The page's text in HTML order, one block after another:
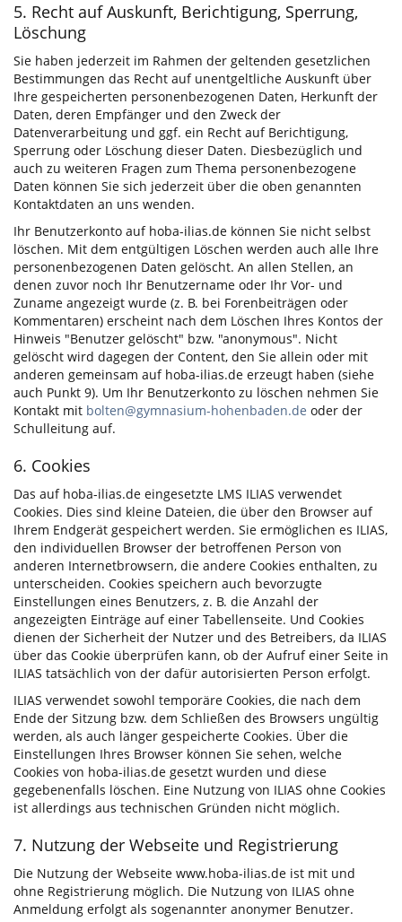
5. Recht auf Auskunft, Berichtigung, Sperrung,
Löschung
Sie haben jederzeit im Rahmen der geltenden gesetzlichen
Bestimmungen das Recht auf unentgeltliche Auskunft über
Ihre gespeicherten personenbezogenen Daten, Herkunft der
Daten, deren Empfänger und den Zweck der
Datenverarbeitung und ggf. ein Recht auf Berichtigung,
Sperrung oder Löschung dieser Daten. Diesbezüglich und
auch zu weiteren Fragen zum Thema personenbezogene
Daten können Sie sich jederzeit über die oben genannten
Kontaktdaten an uns wenden.
Ihr Benutzerkonto auf hoba-ilias.de können Sie nicht selbst
löschen. Mit dem entgültigen Löschen werden auch alle Ihre
personenbezogenen Daten gelöscht. An allen Stellen, an
denen zuvor noch Ihr Benutzername oder Ihr Vor- und
Zuname angezeigt wurde (z. B. bei Forenbeiträgen oder
Kommentaren) erscheint nach dem Löschen Ihres Kontos der
Hinweis "Benutzer gelöscht" bzw. "anonymous". Nicht
gelöscht wird dagegen der Content, den Sie allein oder mit
anderen gemeinsam auf hoba-ilias.de erzeugt haben (siehe
auch Punkt 9). Um Ihr Benutzerkonto zu löschen nehmen Sie
Kontakt mit bolten@gymnasium-hohenbaden.de oder der
Schulleitung auf.
6. Cookies
Das auf hoba-ilias.de eingesetzte LMS ILIAS verwendet
Cookies. Dies sind kleine Dateien, die über den Browser auf
Ihrem Endgerät gespeichert werden. Sie ermöglichen es ILIAS,
den individuellen Browser der betroffenen Person von
anderen Internetbrowsern, die andere Cookies enthalten, zu
unterscheiden. Cookies speichern auch bevorzugte
Einstellungen eines Benutzers, z. B. die Anzahl der
angezeigten Einträge auf einer Tabellenseite. Und Cookies
dienen der Sicherheit der Nutzer und des Betreibers, da ILIAS
über das Cookie überprüfen kann, ob der Aufruf einer Seite in
ILIAS tatsächlich von der dafür autorisierten Person erfolgt.
ILIAS verwendet sowohl temporäre Cookies, die nach dem
Ende der Sitzung bzw. dem Schließen des Browsers ungültig
werden, als auch länger gespeicherte Cookies. Über die
Einstellungen Ihres Browser können Sie sehen, welche
Cookies von hoba-ilias.de gesetzt wurden und diese
gegebenenfalls löschen. Eine Nutzung von ILIAS ohne Cookies
ist allerdings aus technischen Gründen nicht möglich.
7. Nutzung der Webseite und Registrierung
Die Nutzung der Webseite www.hoba-ilias.de ist mit und
ohne Registrierung möglich. Die Nutzung von ILIAS ohne
Anmeldung erfolgt als sogenannter anonymer Benutzer.